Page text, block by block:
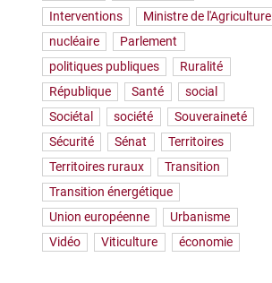
Interventions
Ministre de l'Agriculture
nucléaire
Parlement
politiques publiques
Ruralité
République
Santé
social
Sociétal
société
Souveraineté
Sécurité
Sénat
Territoires
Territoires ruraux
Transition
Transition énergétique
Union européenne
Urbanisme
Vidéo
Viticulture économie